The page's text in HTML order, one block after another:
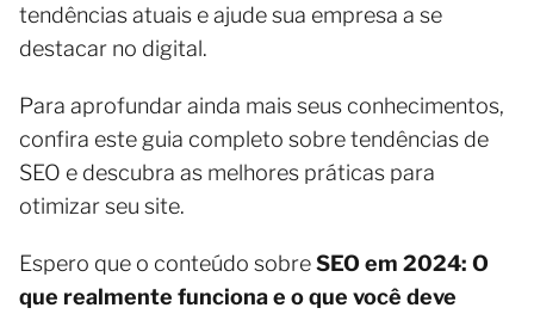
tendências atuais e ajude sua empresa a se
destacar no digital.
Para aprofundar ainda mais seus conhecimentos,
confira este guia completo sobre tendências de
SEO e descubra as melhores práticas para
otimizar seu site.
Espero que o conteúdo sobreSEO em 2024: O
que realmente funciona e o que você deve